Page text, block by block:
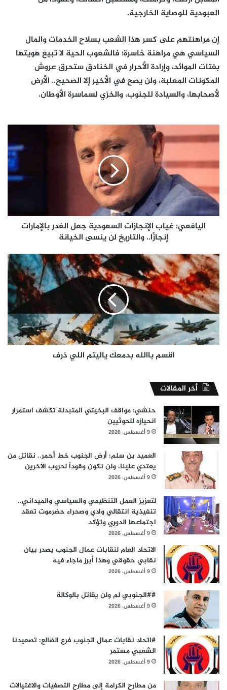
العبودية للوصاية الخارجية.
إن مراهنتهم على كسر هذا الشعب بسلاح الخدمات والمال
السياسي هي مراهنة خاسرة؛ فالشعوب الحية لا تبيع هويتها
بفتات الموائد، وإرادة الأحرار في الخنادق ستحرق عروش
المكونات المعلبة، ولن يصح في الأخير إلا الصحيح.. الأرض
لأصحابها، والسيادة للجنوب، والخزي لسماسرة الأوطان.
غياب
السعودية
جعل
بالإمارات
إنجازًا..
والتاريخ
اليافعي: غياب الإنجازات السعودية جعل الغدر بالإمارات
إنجازًا.. والتاريخ لن ينسى الخيانة
اقسم
باالله
بدمعك
ياليتم
اللي
ذرف
اقسم باالله بدمعك ياليتم اللي ذرف
أخر المقالات
حنشي: مواقف البخيتي المتبدلة تكشف استمرار
انحيازه للحوثيين
9 أغسطس، 2026
العميد بن سلم: أرض الجنوب خط أحمر.. نقاتل من
يعتدي علينا، ولن نكون وقوداً لحروب الآخرين
9 أغسطس، 2026
لتعزيز العمل التنظيمي والسياسي والميداني..
تنفيذية انتقالي وادي وصحراء حضرموت تعقد
اجتماعها الدوري وتؤكد
9 أغسطس، 2026
الاتحاد العام لنقابات عمال الجنوب يصدر بيان
نقابي حقوقي وهذا أبرز ماجاء فيه
9 أغسطس، 2026
##الجنوبي لم ولن يقاتل بالوكالة
9 أغسطس، 2026
#اتحاد نقابات عمال الجنوب فرع الضالع: تصعيدنا
الشعبي مستمر
9 أغسطس، 2026
من مطارح الكرامة إلى مطارح التصفيات والاغتيالات